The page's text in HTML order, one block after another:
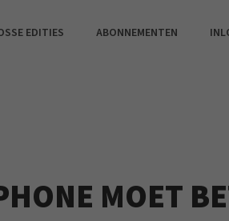
EDITIES ABONNEMENTEN
MOET